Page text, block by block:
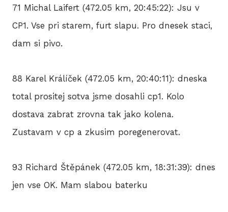
71 Michal Laifert (472.05 km, 20:45:22): Jsu v
CP1. Vse pri starem, furt slapu. Pro dnesek staci,
dam si pivo.
88 Karel Králíček (472.05 km, 20:40:11): dneska
total prositej sotva jsme dosahli cp1. Kolo
dostava zabrat zrovna tak jako kolena.
Zustavam v cp a zkusim poregenerovat.
93 Richard Štěpánek (472.05 km, 18:31:39): dnes
jen vse OK. Mam slabou baterku